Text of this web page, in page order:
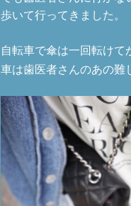
歩いて行ってきました。
自転車で傘は一回転けて
車は歯医者さんのあの難